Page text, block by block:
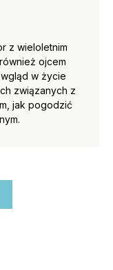
z wieloletnim
ojcem
w życie
związanych z
jak pogodzić